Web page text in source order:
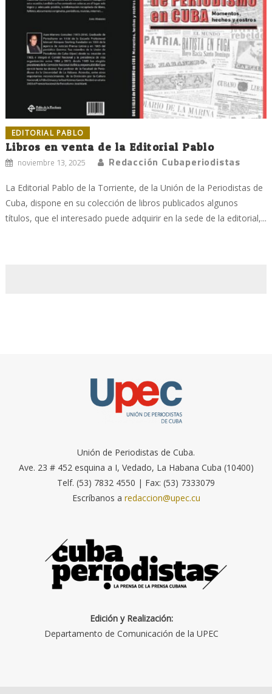
EDITORIAL PABLO
Libros en venta de la Editorial Pablo
noviembre 13, 2025 Redacción Cubaperiodistas
La Editorial Pablo de la Torriente, de la Unión de la Periodistas de
Cuba, dispone en su colección de libros publicados algunos
títulos, que el interesado puede adquirir en la sede de la editorial,...
Unión de Periodistas de Cuba.
Ave. 23 # 452 esquina a I, Vedado, La Habana Cuba (10400)
Telf. (53) 7832 4550 | Fax: (53) 7333079
Escríbanos a redaccion@upec.cu
Edición y Realización:
Departamento de Comunicación de la UPEC